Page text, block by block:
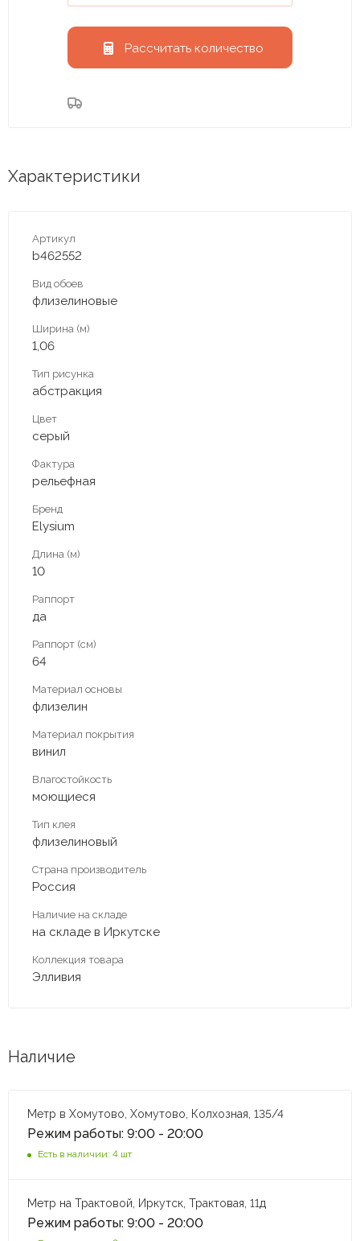
Рассчитать количество
Характеристики
Артикул
b462552
Вид обоев
флизелиновые
Ширина (м)
1,06
Тип рисунка
абстракция
Цвет
серый
Фактура
рельефная
Бренд
Elysium
Длина (м)
10
Раппорт
да
Раппорт (см)
64
Материал основы
флизелин
Материал покрытия
винил
Влагостойкость
моющиеся
Тип клея
флизелиновый
Страна производитель
Россия
Наличие на складе
на складе в Иркутске
Коллекция товара
Элливия
Наличие
Метр в Хомутово, Хомутово, Колхозная, 135/4
Режим работы: 9:00 - 20:00
Есть в наличии: 4 шт
Метр на Трактовой, Иркутск, Трактовая, 11д
Режим работы: 9:00 - 20:00